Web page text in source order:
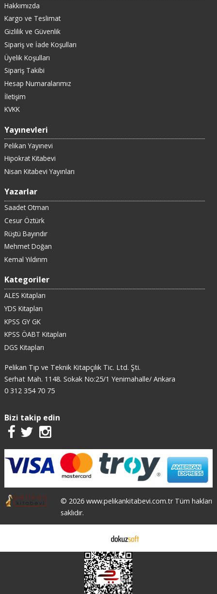
Hakkımızda
Kargo ve Teslimat
Gizlilik ve Güvenlik
Sipariş ve İade Koşulları
Üyelik Koşulları
Sipariş Takibi
Hesap Numaralarımız
İletişim
KVKK
Yayınevleri
Pelikan Yayınevi
Hipokrat Kitabevi
Nisan Kitabevi Yayınları
Yazarlar
Saadet Otman
Cesur Öztürk
Rüştü Bayındır
Mehmet Doğan
Kemal Yıldırım
Kategoriler
ALES Kitapları
YDS Kitapları
KPSS GY GK
KPSS ÖABT Kitapları
DGS Kitapları
Pelikan Tıp ve Teknik Kitapçılık Tic. Ltd. Şti.
Serhat Mah. 1148. Sokak No:25/1 Yenimahalle/ Ankara
0 312 354 70 75
Bizi takip edin
© 2026 www.pelikankitabevi.com.tr Tüm hakları
saklıdır.